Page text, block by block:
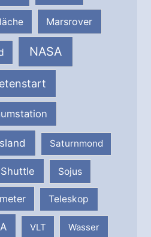
Marsrover
NASA
Saturnmond
Shuttle Sojus
Teleskop
VLT Wasser